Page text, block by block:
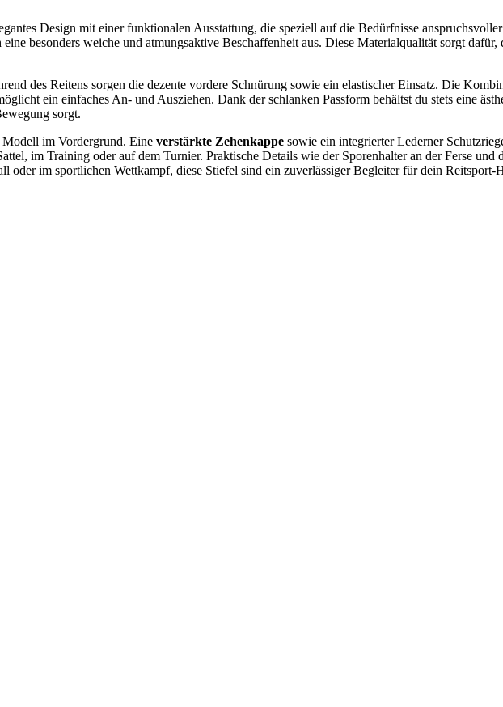
Design mit einer funktionalen Ausstattung, die speziell auf die Bedürfnisse
besonders weiche und atmungsaktive Beschaffenheit aus. Diese Materialqualität sorgt
des Reitens sorgen die dezente vordere Schnürung sowie ein elastischer Einsatz. Die
ein einfaches An- und Ausziehen. Dank der schlanken Passform behältst du stets eine
sorgt.
Modell im Vordergrund. Eine verstärkte Zehenkappe sowie ein integrierter Lederner
im Training oder auf dem Turnier. Praktische Details wie der Sporenhalter an der Ferse und
oder im sportlichen Wettkampf, diese Stiefel sind ein zuverlässiger Begleiter für dein Reitsport-